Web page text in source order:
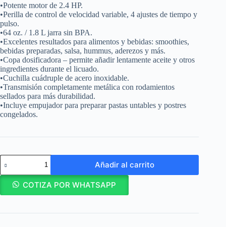
•Potente motor de 2.4 HP.
•Perilla de control de velocidad variable, 4 ajustes de tiempo y
pulso.
•64 oz. / 1.8 L jarra sin BPA.
•Excelentes resultados para alimentos y bebidas: smoothies,
bebidas preparadas, salsa, hummus, aderezos y más.
•Copa dosificadora – permite añadir lentamente aceite y otros
ingredientes durante el licuado.
•Cuchilla cuádruple de acero inoxidable.
•Transmisión completamente metálica con rodamientos
sellados para más durabilidad.
•Incluye empujador para preparar pastas untables y postres
congelados.
Proctor
Silex
Comercial
Licuadora
para
Añadir al carrito
COTIZA POR WHATSAPP